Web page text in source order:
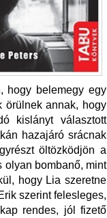
hogy belemegy egy
örülnek annak, hogy
kislányt választott
hazajáró srácnak
öltözködjön a
olyan bombanő, mint
hogy Lia szeretne
szerint felesleges,
rendes, jól fizető